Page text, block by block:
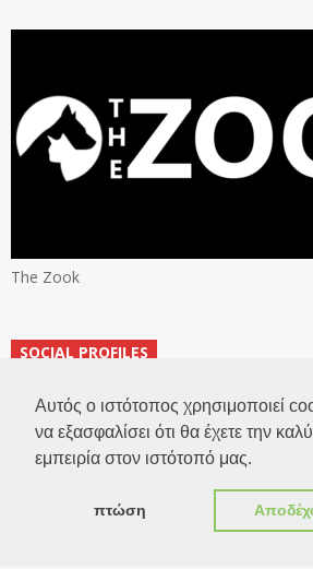
Αυτός ο ιστότοπος χρησιμοποιεί
να εξασφαλίσει ότι θα έχετε την
εμπειρία στον ιστότοπό μας.
πτώση
The Zook
SOCIAL PROFILES